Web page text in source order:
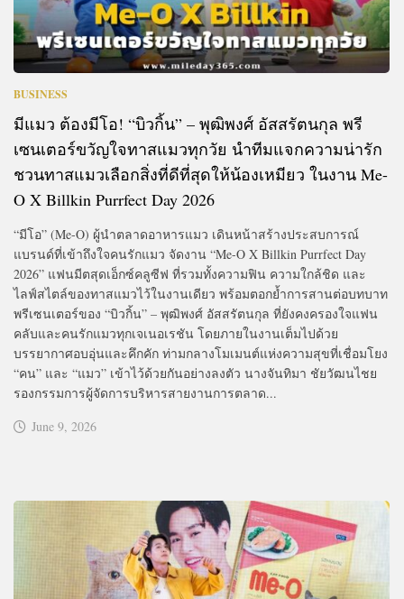
BUSINESS
มีแมว ต้องมีโอ! “บิวกิ้น” – พุฒิพงศ์ อัสสรัตนกุล พรี
เซนเตอร์ขวัญใจทาสแมวทุกวัย นำทีมแจกความน่ารัก
ชวนทาสแมวเลือกสิ่งที่ดีที่สุดให้น้องเหมียว ในงาน Me-
O X Billkin Purrfect Day 2026
“มีโอ” (Me-O) ผู้นำตลาดอาหารแมว เดินหน้าสร้างประสบการณ์
แบรนด์ที่เข้าถึงใจคนรักแมว จัดงาน “Me-O X Billkin Purrfect Day
2026” แฟนมีตสุดเอ็กซ์คลูซีฟ ที่รวมทั้งความฟิน ความใกล้ชิด และ
ไลฟ์สไตล์ของทาสแมวไว้ในงานเดียว พร้อมตอกย้ำการสานต่อบทบาท
พรีเซนเตอร์ของ “บิวกิ้น” – พุฒิพงศ์ อัสสรัตนกุล ที่ยังคงครองใจแฟน
คลับและคนรักแมวทุกเจเนอเรชัน โดยภายในงานเต็มไปด้วย
บรรยากาศอบอุ่นและคึกคัก ท่ามกลางโมเมนต์แห่งความสุขที่เชื่อมโยง
“คน” และ “แมว” เข้าไว้ด้วยกันอย่างลงตัว นางจันทิมา ชัยวัฒนไชย
รองกรรมการผู้จัดการบริหารสายงานการตลาด...
June 9, 2026